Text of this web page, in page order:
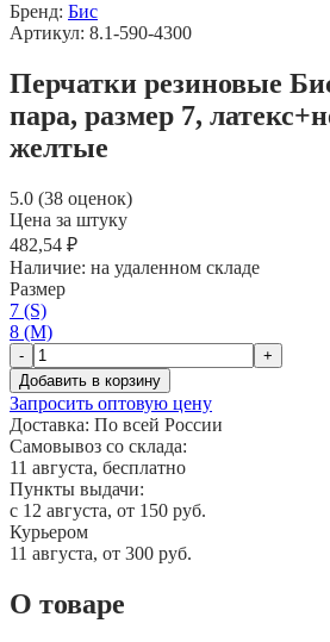
Бренд: Бис
Артикул: 8.1-590-4300
Перчатки резиновые
пара, размер 7,
желтые
5.0 (38 оценок)
Цена за штуку
482,54 ₽
Наличие: на удаленном складе
Размер
7 (S)
8 (M)
-
+
Добавить в корзину
Запросить оптовую цену
Доставка: По всей России
Самовывоз со склада:
11 августа, бесплатно
Пункты выдачи:
c 12 августа, от 150 руб.
Курьером
11 августа, от 300 руб.
О товаре